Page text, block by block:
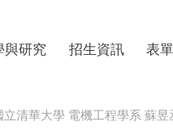
與研究
專題
招生資訊
轉系專區
表
問
清華大學 電機工程學系 蘇昱